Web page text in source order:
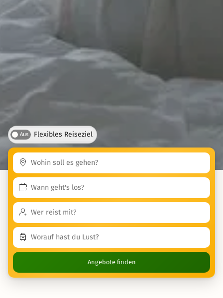
Aus Flexibles Reiseziel
Angebote finden